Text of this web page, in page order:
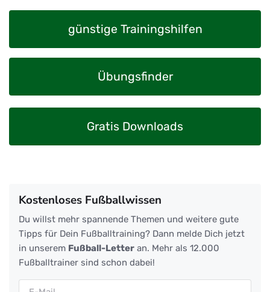
günstige Trainingshilfen
Übungsfinder
Gratis Downloads
Kostenloses Fußballwissen
Du willst mehr spannende Themen und weitere gute
Tipps für Dein Fußballtraining? Dann melde Dich jetzt
in unserem Fußball-Letter an. Mehr als 12.000
Fußballtrainer sind schon dabei!